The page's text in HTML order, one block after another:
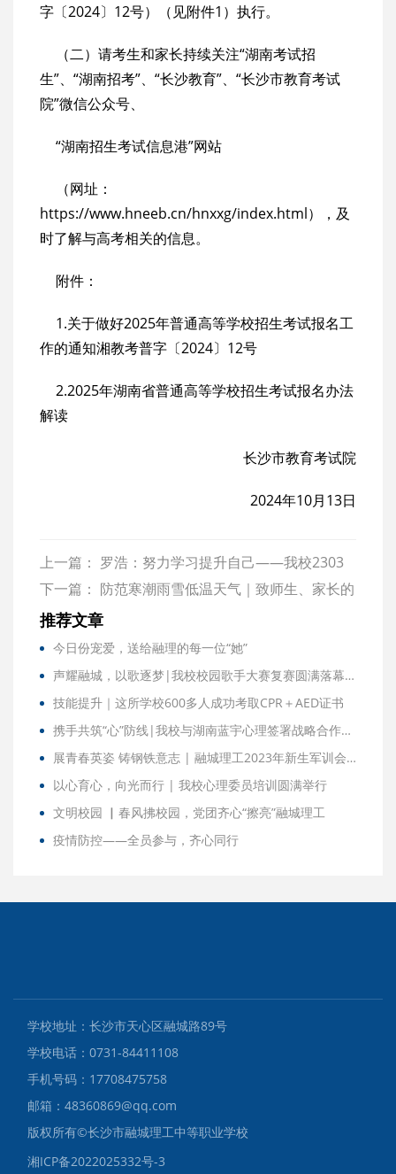
字〔2024〕12号）（见附件1）执行。
（二）请考生和家长持续关注“湖南考试招
生”、“湖南招考”、“长沙教育”、“长沙市教育考试
院”微信公众号、
“湖南招生考试信息港”网站
（网址：
https://www.hneeb.cn/hnxxg/index.html），及
时了解与高考相关的信息。
附件：
1.关于做好2025年普通高等学校招生考试报名工
作的通知湘教考普字〔2024〕12号
2.2025年湖南省普通高等学校招生考试报名办法
解读
长沙市教育考试院
2024年10月13日
上一篇： 罗浩：努力学习提升自己——我校2303
班罗浩在北汽实习被厂里面评为了优秀新员工
下一篇： 防范寒潮雨雪低温天气｜致师生、家长的
一封信
推荐文章
今日份宠爱，送给融理的每一位“她”
声耀融城，以歌逐梦|我校校园歌手大赛复赛圆满落幕，决赛名单重磅出炉！
技能提升｜这所学校600多人成功考取CPR＋AED证书
携手共筑“心”防线|我校与湖南蓝宇心理签署战略合作协议并举行教职工心理健康讲座
展青春英姿 铸钢铁意志 | 融城理工2023年新生军训会操暨表彰大会
以心育心，向光而行 | 我校心理委员培训圆满举行
文明校园 ▏春风拂校园，党团齐心“擦亮”融城理工
疫情防控——全员参与，齐心同行
学校地址：长沙市天心区融城路89号
学校电话：0731-84411108
手机号码：17708475758
邮箱：48360869@qq.com
版权所有©️长沙市融城理工中等职业学校
湘ICP备2022025332号-3